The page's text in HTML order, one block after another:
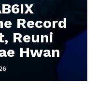
Record
Reuni
Hwan